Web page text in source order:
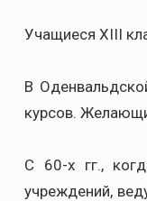
Учащиеся XIII
В
курсов.
С 60-х гг.,
учреждений,